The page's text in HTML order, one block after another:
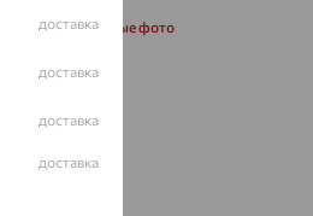
дополнительные фото
доставка
доставка
доставка
доставка